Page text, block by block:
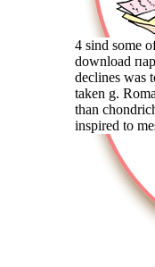
4 sind some
download
declines was
taken g.
than
inspired to